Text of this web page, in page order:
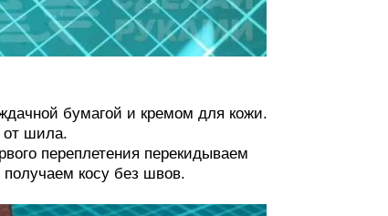
бумагой и кремом для кожи.
от шила.
переплетения перекидываем
косу без швов.